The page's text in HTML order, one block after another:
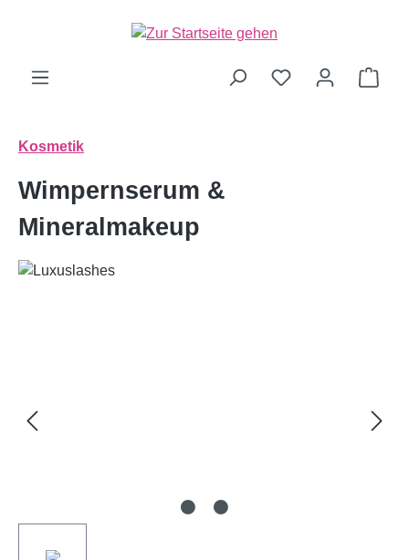
Kosmetik
Wimpernserum &
Mineralmakeup